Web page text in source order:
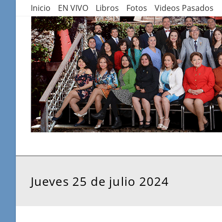
contenido
Inicio EN VIVO Libros Fotos Videos Pasados
Jueves 25 de julio 2024